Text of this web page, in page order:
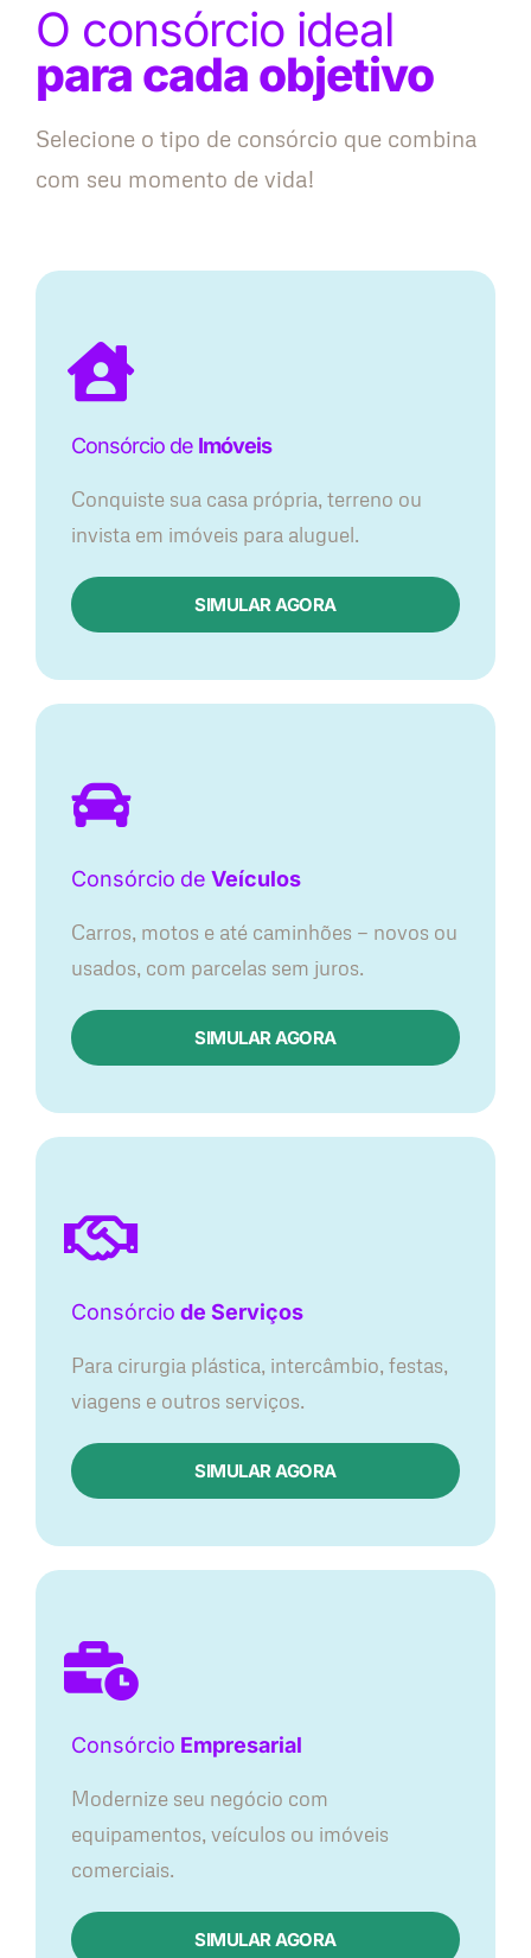
O consórcio ideal
para cada objetivo
Selecione o tipo de consórcio que combina
com seu momento de vida!
Consórcio de Imóveis
Conquiste sua casa própria, terreno ou
invista em imóveis para aluguel.
SIMULAR AGORA​
Consórcio de Veículos
Carros, motos e até caminhões — novos ou
usados, com parcelas sem juros.
SIMULAR AGORA
Consórcio de Serviços
Para cirurgia plástica, intercâmbio, festas,
viagens e outros serviços.
SIMULAR AGORA
Consórcio Empresarial
Modernize seu negócio com
equipamentos, veículos ou imóveis
comerciais.
SIMULAR AGORA